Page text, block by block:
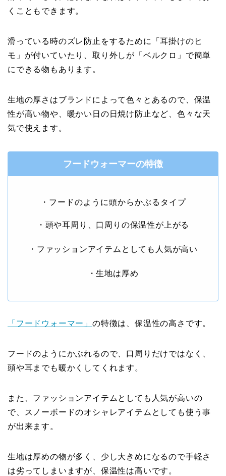
くこともできます。
滑っている時のズレ防止をするために「耳掛けのヒ
モ」が付いていたり、取り外しが「ベルクロ」で簡単
にできる物もあります。
生地の厚さはブランドによって色々とあるので、保温
性が高い物や、暖かい日の日焼け防止など、色々な天
気で使えます。
フードウォーマーの特徴
・フードのように頭からかぶるタイプ
・頭や耳周り、口周りの保温性が上がる
・ファッションアイテムとしても人気が高い
・生地は厚め
「フードウォーマー」の特徴は、保温性の高さです。
フードのようにかぶれるので、口周りだけではなく、
頭や耳までも暖かくしてくれます。
また、ファッションアイテムとしても人気が高いの
で、スノーボードのオシャレアイテムとしても使う事
が出来ます。
生地は厚めの物が多く、少し大きめになるので手軽さ
は劣ってしまいますが、保温性は高いです。